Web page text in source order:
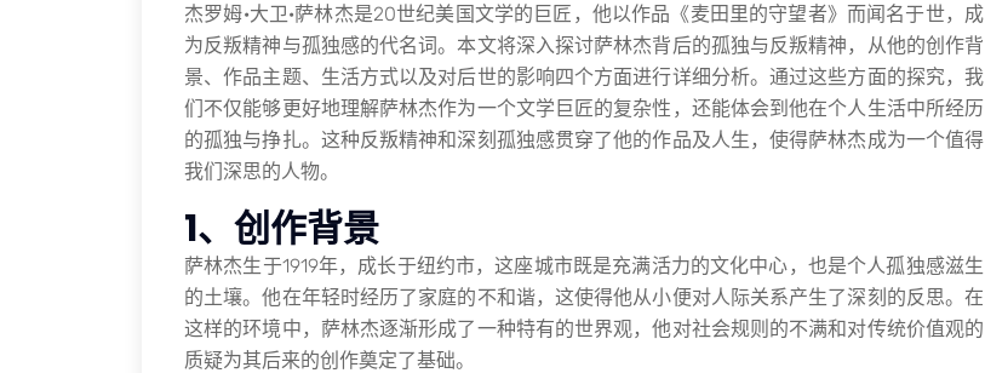
杰罗姆·大卫·萨林杰是20世纪美国文学的巨匠，他以作品《麦田里的守望者》而闻名于世，成
为反叛精神与孤独感的代名词。本文将深入探讨萨林杰背后的孤独与反叛精神，从他的创作背
景、作品主题、生活方式以及对后世的影响四个方面进行详细分析。通过这些方面的探究，我
们不仅能够更好地理解萨林杰作为一个文学巨匠的复杂性，还能体会到他在个人生活中所经历
的孤独与挣扎。这种反叛精神和深刻孤独感贯穿了他的作品及人生，使得萨林杰成为一个值得
我们深思的人物。
1、创作背景
萨林杰生于1919年，成长于纽约市，这座城市既是充满活力的文化中心，也是个人孤独感滋生
的土壤。他在年轻时经历了家庭的不和谐，这使得他从小便对人际关系产生了深刻的反思。在
这样的环境中，萨林杰逐渐形成了一种特有的世界观，他对社会规则的不满和对传统价值观的
质疑为其后来的创作奠定了基础。